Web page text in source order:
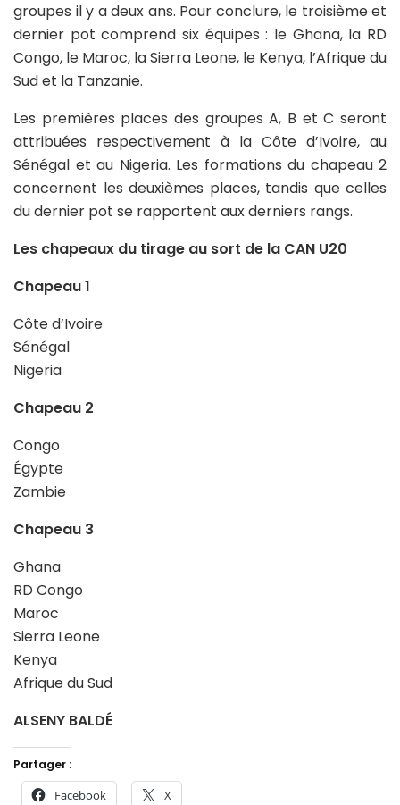
groupes il y a deux ans. Pour conclure, le troisième et
dernier pot comprend six équipes : le Ghana, la RD
Congo, le Maroc, la Sierra Leone, le Kenya, l’Afrique du
Sud et la Tanzanie.
Les premières places des groupes A, B et C seront
attribuées respectivement à la Côte d’Ivoire, au
Sénégal et au Nigeria. Les formations du chapeau 2
concernent les deuxièmes places, tandis que celles
du dernier pot se rapportent aux derniers rangs.
Les chapeaux du tirage au sort de la CAN U20
Chapeau 1
Côte d’Ivoire
Sénégal
Nigeria
Chapeau 2
Congo
Égypte
Zambie
Chapeau 3
Ghana
RD Congo
Maroc
Sierra Leone
Kenya
Afrique du Sud
ALSENY BALDÉ
Partager :
Facebook X